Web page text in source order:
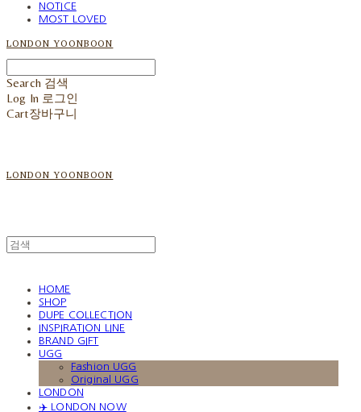
NOTICE
MOST LOVED
LONDON YOONBOON
Search 검색
Log In 로그인
Cart장바구니
LONDON YOONBOON
HOME
SHOP
DUPE COLLECTION
INSPIRATION LINE
BRAND GIFT
UGG
Fashion UGG
Original UGG
LONDON
✈️ LONDON NOW